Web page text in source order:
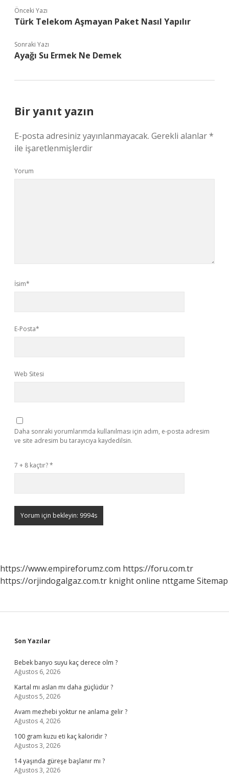
Önceki Yazı
Türk Telekom Aşmayan Paket Nasıl Yapılır
Sonraki Yazı
Ayağı Su Ermek Ne Demek
Bir yanıt yazın
E-posta adresiniz yayınlanmayacak. Gerekli alanlar*
ile işaretlenmişlerdir
Yorum
İsim*
E-Posta*
Web Sitesi
Daha sonraki yorumlarımda kullanılması için adım, e-posta adresim
ve site adresim bu tarayıcıya kaydedilsin.
7 + 8 kaçtır?*
https://www.empireforumz.com https://foru.com.tr
https://orjindogalgaz.com.tr knight online nttgame Sitemap
Sidebar
Son Yazılar
Bebek banyo suyu kaç derece olm ?
Ağustos 6, 2026
Kartal mı aslan mı daha güçlüdür ?
Ağustos 5, 2026
Avam mezhebi yoktur ne anlama gelir ?
Ağustos 4, 2026
100 gram kuzu eti kaç kaloridir ?
Ağustos 3, 2026
14 yaşında güreşe başlanır mı ?
Ağustos 3, 2026